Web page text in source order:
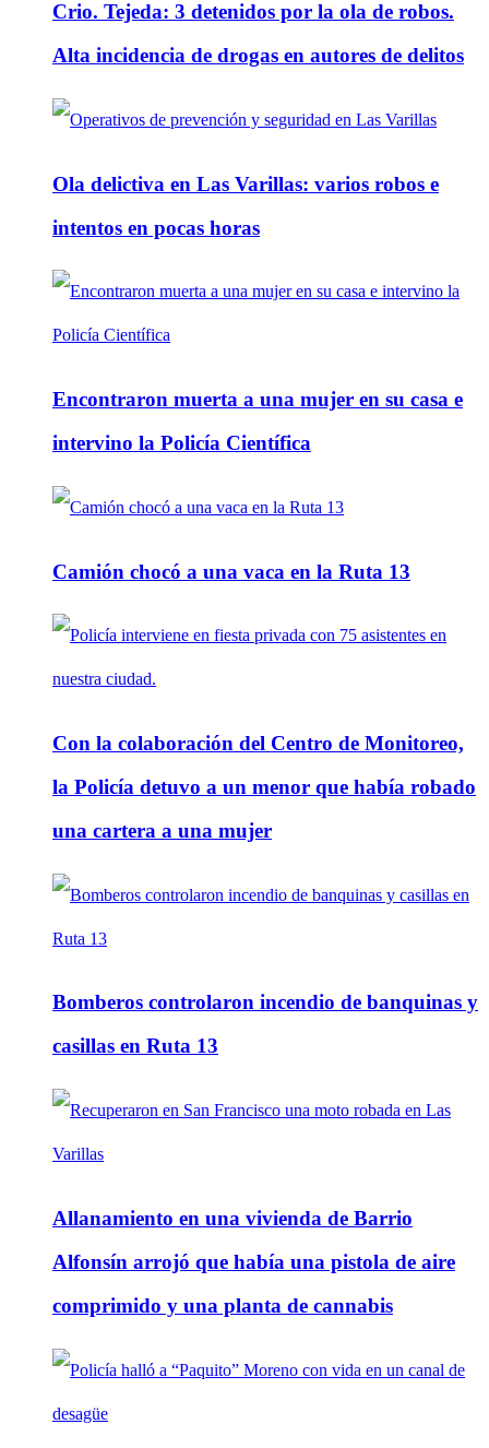
Crio. Tejeda: 3 detenidos por la ola de robos.
Alta incidencia de drogas en autores de delitos
Ola delictiva en Las Varillas: varios robos e
intentos en pocas horas
Encontraron muerta a una mujer en su casa e
intervino la Policía Científica
Camión chocó a una vaca en la Ruta 13
Con la colaboración del Centro de Monitoreo,
la Policía detuvo a un menor que había robado
una cartera a una mujer
Bomberos controlaron incendio de banquinas y
casillas en Ruta 13
Allanamiento en una vivienda de Barrio
Alfonsín arrojó que había una pistola de aire
comprimido y una planta de cannabis